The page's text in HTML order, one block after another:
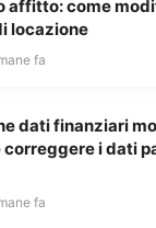
affitto: come
locazione
fa
dati finanziari
correggere i dati
fa